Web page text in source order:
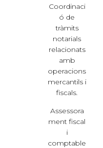
Coordinaci
ó de
tràmits
notarials
relacionats
amb
operacions
mercantils i
fiscals.
Assessora
ment fiscal
i
comptable